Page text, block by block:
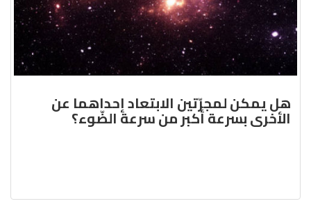
هل يمكن لمجرّتين الابتعاد إحداهما عن
الأخرى بسرعة أكبر من سرعة الضّوء؟